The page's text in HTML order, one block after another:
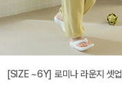
[SIZE ~6Y] 로미나 라운지 셋업